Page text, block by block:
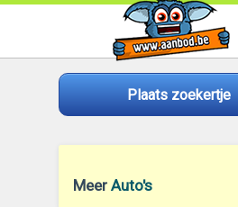
Plaats zoekertje
Meer Auto's